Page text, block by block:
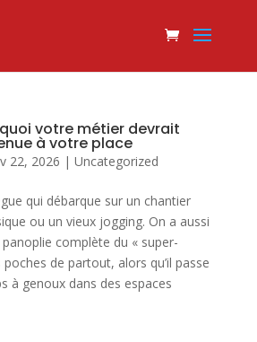
votre métier devrait
à votre place
22, 2026 | Uncategorized
qui débarque sur un chantier
ou un vieux jogging. On a aussi
complète du « super-
de partout, alors qu’il passe
à genoux dans des espaces